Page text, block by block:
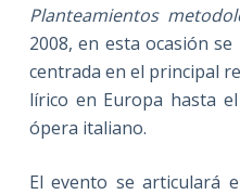
Planteamientos
2008, en esta ocasión
centrada en el principal
lírico en Europa hasta
ópera italiano.
El evento se articulará